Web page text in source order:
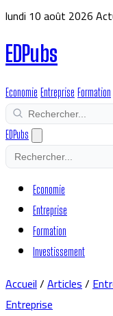
lundi 10 août 2026
EDPubs
Economie Entreprise Formation
EDPubs
Economie
Entreprise
Formation
Investissement
Accueil/Articles/
Entreprise